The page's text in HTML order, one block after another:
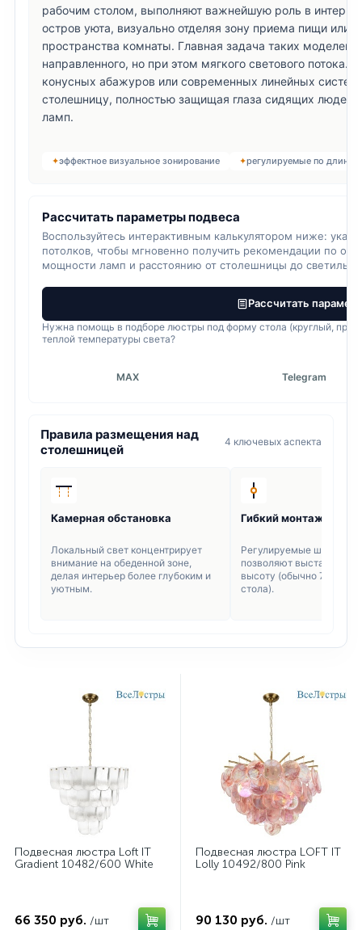
рабочим столом, выполняют важнейшую роль в
остров уюта, визуально отделяя зону приема пищи или
пространства комнаты. Главная задача таких моделей
направленного, но при этом мягкого светового потока.
конусных абажуров или современных линейных систем
столешницу, полностью защищая глаза сидящих людей
ламп.
эффектное визуальное зонирование регулируемые по длине
Рассчитать параметры подвеса
Воспользуйтесь интерактивным калькулятором ниже:
потолков, чтобы мгновенно получить рекомендации по
мощности ламп и расстоянию от столешницы до
Рассчитать
Нужна помощь в подборе люстры под форму стола (круглый,
теплой температуры света?
MAX Telegram
Правила размещения над
столешницей
4 ключевых аспекта
Камерная обстановка
Локальный свет концентрирует
внимание на обеденной зоне,
делая интерьер более глубоким и
уютным.
Гибкий монтаж
Регулируемые шнуры и
позволяют выставить
высоту (обычно 75–90
стола).
Подвесная люстра Loft IT
Gradient 10482/600 White
66 350 руб. /шт
Подвесная люстра LOFT IT
Lolly 10492/800 Pink
90 130 руб. /шт